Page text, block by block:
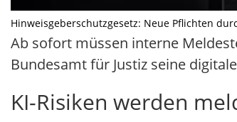
Hinweisgeberschutzgesetz: Neue Pflichten
Ab sofort müssen interne
Bundesamt für Justiz seine
KI-Risiken werden